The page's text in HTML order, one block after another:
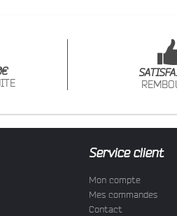
Service client
Mon compte
Mes commandes
Contact